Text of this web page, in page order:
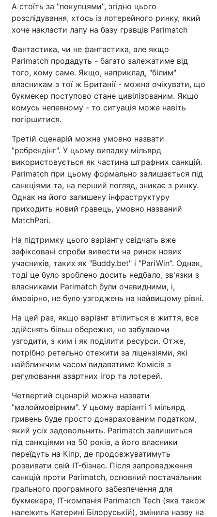
А стоїть за "покупцями", згідно цього
розслідування, хтось із лотерейного ринку, який
хоче накласти лапу на базу гравців Parimatch
Фантастика, чи не фантастика, але якщо
Parimatch продадуть - багато залежатиме від
того, кому саме. Якщо, наприклад, "білим"
власникам з тої ж Британії - можна очікувати, що
букмекер поступово стане цивілізованим. Якщо
комусь непевному - то ситуація може навіть
погіршитися.
Третій сценарій можна умовно назвати
"ребрендінг". У цьому випадку мільярд
використовується як частина штрафних санкцій.
Parimatch при цьому формально залишається під
санкціями та, на перший погляд, зникає з ринку.
Однак на його залишену інфраструктуру
приходить новий гравець, умовно названий
MatchPari.
На підтримку цього варіанту свідчать вже
зафіксовані спроби вивести на ринок нових
учасників, таких як "Buddy.bet" і "PariWin". Однак,
тоді це було зроблено досить недбало, зв'язки з
власниками Parimatch були очевидними, і,
ймовірно, не було узгоджень на найвищому рівні.
На цей раз, якщо варіант втілиться в життя, все
здійснять більш обережно, не забуваючи
узгодити, з ким і як поділити ресурси. Отже,
потрібно ретельно стежити за ліцензіями, які
найближчим часом видаватиме Комісія з
регулювання азартних ігор та лотерей.
Четвертий сценарій можна назвати
"малоймовірним". У цьому варіанті 1 мільярд
гривень буде просто донарахованим податком,
який усіх задовольнить. Parimatch залишиться
під санкціями на 50 років, а його власники
переїдуть на Кіпр, де продовжуватимуть
розвивати свій IT-бізнес. Після запровадження
санкцій проти Parimatch, основний постачальник
грального програмного забезпечення для
букмекера, IT-компанія Parimatch Tech (яка також
належить Катерині Білоруській), змінила назву на